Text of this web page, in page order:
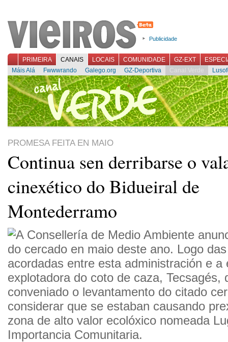
Publicidade
PRIMEIRA CANAIS LOCAIS COMUNIDADE GZ-EXT
Máis Alá
Fwwwrando Galego.org GZ-Deportiva Canal Verde
PROMESA FEITA EN MAIO
Continua sen derribarse o
cinexético do Bidueiral de
Montederramo
A Consellería de Medio Ambiente
do cercado en maio deste ano. Logo
acordadas entre esta administración e a
explotadora do coto de caza, Tecsagés,
conveniado o levantamento do citado
considerar que se estaban causando
zona de alto valor ecolóxico nomeada
Importancia Comunitaria.